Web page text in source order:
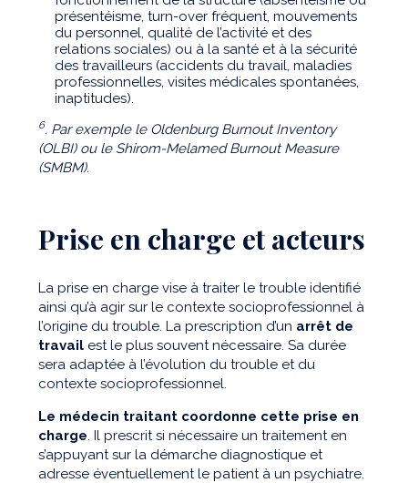
présentéisme, turn-over fréquent, mouvements
du personnel, qualité de l’activité et des
relations sociales) ou à la santé et à la sécurité
des travailleurs (accidents du travail, maladies
professionnelles, visites médicales spontanées,
inaptitudes).
6. Par exemple le Oldenburg Burnout Inventory
(OLBI) ou le Shirom-Melamed Burnout Measure
(SMBM).
Prise en charge et acteurs
La prise en charge vise à traiter le trouble identifié
ainsi qu’à agir sur le contexte socioprofessionnel à
l’origine du trouble. La prescription d’un arrêt de
travail est le plus souvent nécessaire. Sa durée
sera adaptée à l’évolution du trouble et du
contexte socioprofessionnel.
Le médecin traitant coordonne cette prise en
charge . Il prescrit si nécessaire un traitement en
s’appuyant sur la démarche diagnostique et
adresse éventuellement le patient à un psychiatre.